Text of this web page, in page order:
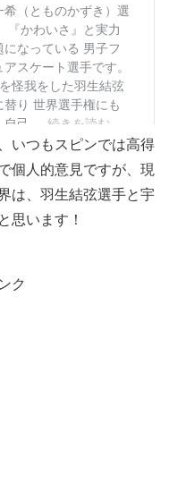
いつもスピンでは高得
個人的意見ですが、現
は、羽生結弦選手と宇
思います！
ク